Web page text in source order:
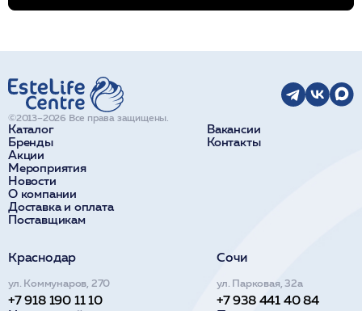
Каталог
Бренды
Акции
Мероприятия
Новости
О компании
Доставка и оплата
Поставщикам
Вакансии
Контакты
©2013–2026 Все права защищены.
Краснодар
ул. Коммунаров, 270
+7 918 190 11 10
Сочи
ул. Парковая, 32а
+7 938 441 40 84